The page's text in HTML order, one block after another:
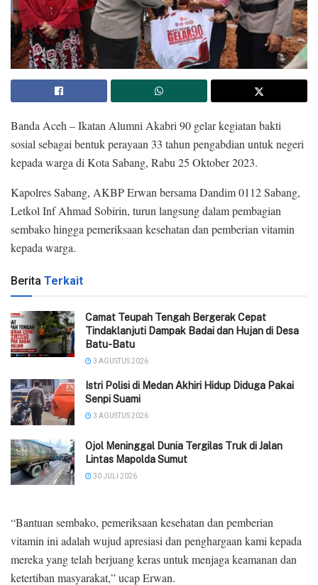
Banda Aceh – Ikatan Alumni Akabri 90 gelar kegiatan bakti
sosial sebagai bentuk perayaan 33 tahun pengabdian untuk negeri
kepada warga di Kota Sabang, Rabu 25 Oktober 2023.
Kapolres Sabang, AKBP Erwan bersama Dandim 0112 Sabang,
Letkol Inf Ahmad Sobirin, turun langsung dalam pembagian
sembako hingga pemeriksaan kesehatan dan pemberian vitamin
kepada warga.
Berita Terkait
Camat Teupah Tengah Bergerak Cepat
Tindaklanjuti Dampak Badai dan Hujan di Desa
Batu-Batu
3 AGUSTUS 2026
‎Istri Polisi di Medan Akhiri Hidup Diduga Pakai
Senpi Suami
3 AGUSTUS 2026
Ojol Meninggal Dunia Tergilas Truk di Jalan
Lintas Mapolda Sumut
30 JULI 2026
“Bantuan sembako, pemeriksaan kesehatan dan pemberian
vitamin ini adalah wujud apresiasi dan penghargaan kami kepada
mereka yang telah berjuang keras untuk menjaga keamanan dan
ketertiban masyarakat,” ucap Erwan.